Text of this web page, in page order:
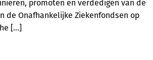
promoten en verdedigen van de
de Onafhankelijke Ziekenfondsen op
[...]